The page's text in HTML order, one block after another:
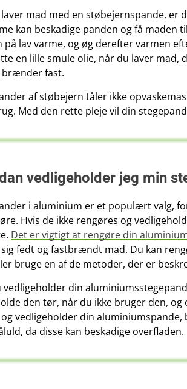
mad med en støbejernspande, er
kan beskadige panden og få maden
på lav varme, og øg derefter varmen
en lille smule olie, når du laver mad,
brænder fast.
af støbejern tåler ikke
Med den rette pleje vil din
vedligeholder jeg min
i aluminium er et populært valg,
Hvis de ikke rengøres og
Det er vigtigt at rengøre din
fedt og fastbrændt mad. Du kan
bruge en af de metoder, der er
vedligeholder din
den tør, når du ikke bruger den,
vedligeholder din
da disse kan beskadige overfladen.